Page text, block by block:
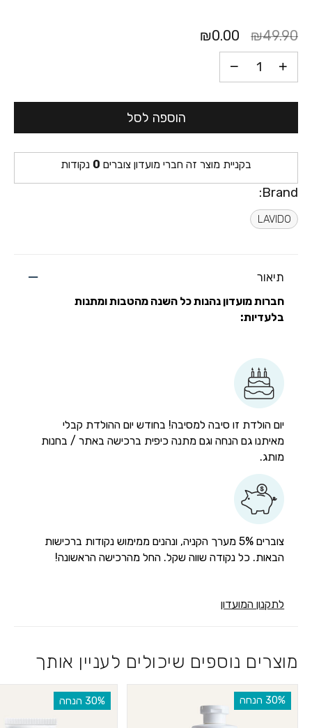
₪49.90
₪0.00
הוספה לסל
בקניית מוצר זה חברי מועדון צוברים 0 נקודות
Brand:
LAVIDO
תיאור
חברות מועדון נהנות כל השנה מהטבות ומתנות
בלעדיות:
יום הולדת זו סיבה למסיבה! בחודש יום ההולדת קבלי
מאיתנו גם הנחה וגם מתנה כיפית ברכישה באתר / בחנות
מותג.
צוברים 5% מערך הקניה, ונהנים ממימוש נקודות ברכישות
הבאות. כל נקודה שווה שקל. החל מהרכישה הראשונה!
לתקנון המועדון
מוצרים נוספים שיכולים לעניין אותך
‫30% הנחה ‫30% הנחה